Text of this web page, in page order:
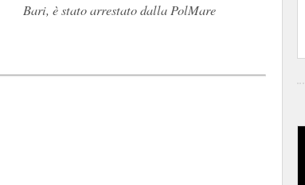
Bari, è stato arrestato dalla PolMare